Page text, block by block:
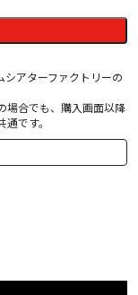
アターファクトリーの
場合でも、購入画面以降
です。